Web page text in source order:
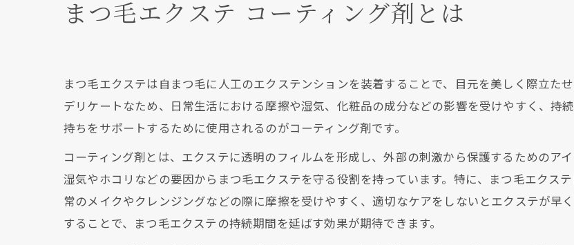
店舗概要
まつ毛エクステ コーティング剤とは
まつ毛エクステは自まつ毛に人工のエクステンションを装着することで、目元を美しく際立た
デリケートなため、日常生活における摩擦や湿気、化粧品の成分などの影響を受けやすく、持
持ちをサポートするために使用されるのがコーティング剤です。
コーティング剤とは、エクステに透明のフィルムを形成し、外部の刺激から保護するためのア
湿気やホコリなどの要因からまつ毛エクステを守る役割を持っています。特に、まつ毛エクス
常のメイクやクレンジングなどの際に摩擦を受けやすく、適切なケアをしないとエクステが早
することで、まつ毛エクステの持続期間を延ばす効果が期待できます。